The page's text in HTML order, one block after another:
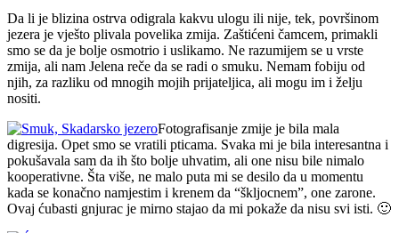
Da li je blizina ostrva odigrala kakvu ulogu ili nije, tek, površinom
jezera je vješto plivala povelika zmija. Zaštićeni čamcem, primakli
smo se da je bolje osmotrio i uslikamo. Ne razumijem se u vrste
zmija, ali nam Jelena reče da se radi o smuku. Nemam fobiju od
njih, za razliku od mnogih mojih prijateljica, ali mogu im i želju
nositi.
Fotografisanje zmije je bila mala
digresija. Opet smo se vratili pticama. Svaka mi je bila interesantna i
pokušavala sam da ih što bolje uhvatim, ali one nisu bile nimalo
kooperativne. Šta više, ne malo puta mi se desilo da u momentu
kada se konačno namjestim i krenem da “škljocnem”, one zarone.
Ovaj ćubasti gnjurac je mirno stajao da mi pokaže da nisu svi isti. 🙂